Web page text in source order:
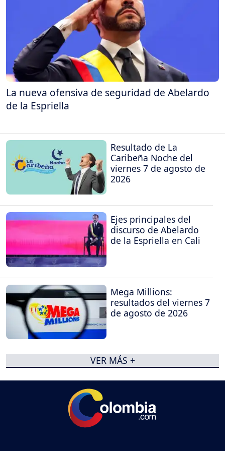
La nueva ofensiva de seguridad de Abelardo
de la Espriella
Resultado de La
Caribeña Noche del
viernes 7 de agosto de
2026
Ejes principales del
discurso de Abelardo
de la Espriella en Cali
Mega Millions:
resultados del viernes 7
de agosto de 2026
VER MÁS +